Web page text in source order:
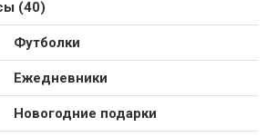
(40)
Футболки
Ежедневники
Новогодние подарки